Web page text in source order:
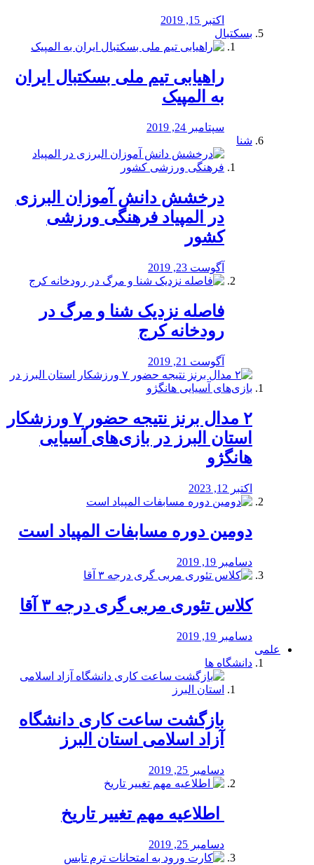
اکتبر 15, 2019
بسکتبال
راهیابی تیم ملی بسکتبال ایران
به المپیک
سپتامبر 24, 2019
شنا
درخشش دانش آموزان البرزی
در المپیاد فرهنگی ورزشی
کشور
آگوست 23, 2019
️فاصله نزدیک شنا و مرگ در
رودخانه کرج
آگوست 21, 2019
۲ مدال برنز نتیجه حضور ۷ ورزشکار
استان البرز در بازی‌های آسیایی
هانگژو
اکتبر 12, 2023
دومین دوره مسابفات المپیاد است
دسامبر 19, 2019
کلاس تئوری مربی گری درجه ۳ آقا
دسامبر 19, 2019
علمی
دانشگاه ها
بازگشت ساعت کاری دانشگاه
آزاد اسلامی استان البرز
دسامبر 25, 2019
️ اطلاعیه مهم تغییر تاریخ
دسامبر 25, 2019